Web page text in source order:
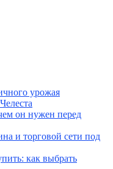
урожая
он нужен перед
и торговой сети под
как выбрать